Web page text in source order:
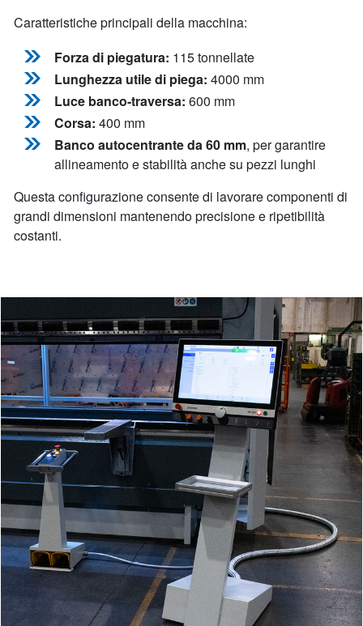
Caratteristiche principali della macchina:
Forza di piegatura: 115 tonnellate
Lunghezza utile di piega: 4000 mm
Luce banco-traversa: 600 mm
Corsa: 400 mm
Banco autocentrante da 60 mm, per garantire
allineamento e stabilità anche su pezzi lunghi
Questa configurazione consente di lavorare componenti di
grandi dimensioni mantenendo precisione e ripetibilità
costanti.